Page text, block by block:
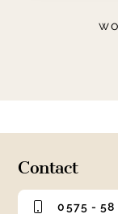
Contact
0575 -